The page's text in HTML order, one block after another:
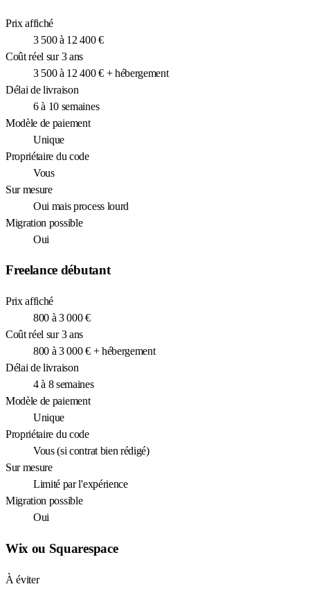
Prix affiché
3 500 à 12 400 €
Coût réel sur 3 ans
3 500 à 12 400 € + hébergement
Délai de livraison
6 à 10 semaines
Modèle de paiement
Unique
Propriétaire du code
Vous
Sur mesure
Oui mais process lourd
Migration possible
Oui
Freelance débutant
Prix affiché
800 à 3 000 €
Coût réel sur 3 ans
800 à 3 000 € + hébergement
Délai de livraison
4 à 8 semaines
Modèle de paiement
Unique
Propriétaire du code
Vous (si contrat bien rédigé)
Sur mesure
Limité par l'expérience
Migration possible
Oui
Wix ou Squarespace
À éviter